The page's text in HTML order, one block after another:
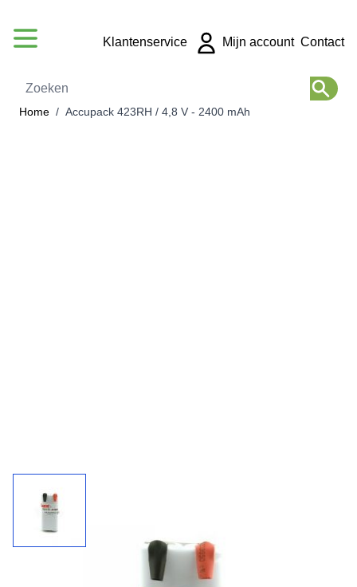
Zoeken
Klantenservice Mijn account Contact
Home / Accupack 423RH / 4,8 V - 2400 mAh
Accupack 423RH / 4,8 V - 2400 mAh